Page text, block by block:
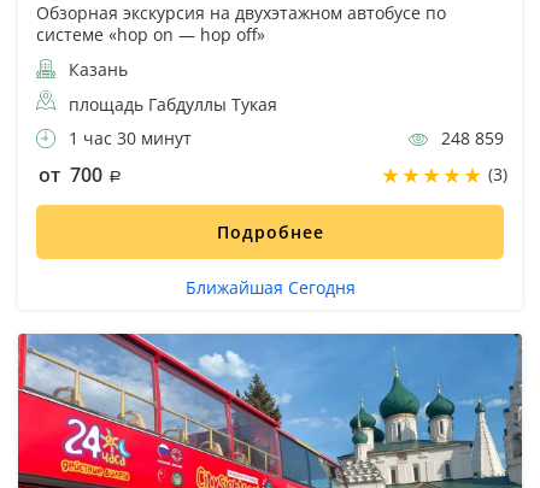
Обзорная экскурсия на двухэтажном автобусе по
системе «hop on — hop off»
Казань
площадь Габдуллы Тукая
1 час 30 минут
248 859
от 700 (3)
Подробнее
Ближайшая Сегодня